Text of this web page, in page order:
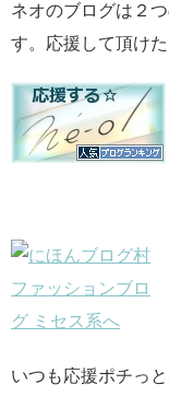
ネオのブログは２
す。応援して頂け
いつも応援ポチっ